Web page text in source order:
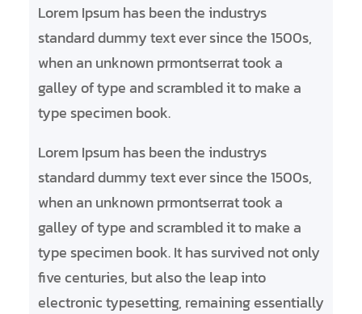
c
h
e
r
Lorem Ipsum has been the industrys
standard dummy text ever since the 1500s,
when an unknown prmontserrat took a
galley of type and scrambled it to make a
type specimen book.
Lorem Ipsum has been the industrys
standard dummy text ever since the 1500s,
when an unknown prmontserrat took a
galley of type and scrambled it to make a
type specimen book. It has survived not only
five centuries, but also the leap into
electronic typesetting, remaining essentially